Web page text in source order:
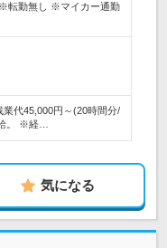
転勤無し ※マイカー通勤
代45,000円～(20時間分/
。 ※経…
気になる